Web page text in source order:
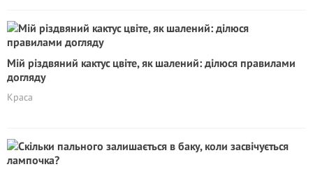
Мій різдвяний кактус цвіте, як шалений: ділюся правилами
догляду
Краса